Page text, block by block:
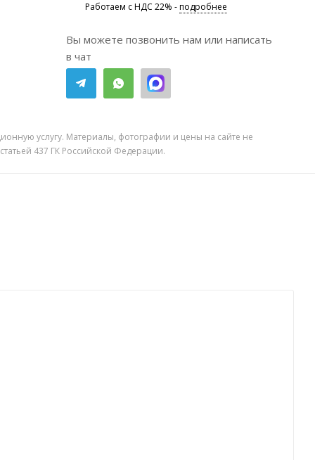
Работаем с НДС 22% -подробнее
Вы можете позвонить нам или написать
в чат
услугу. Материалы, фотографии и цены на сайте не
437 ГК Российской Федерации.